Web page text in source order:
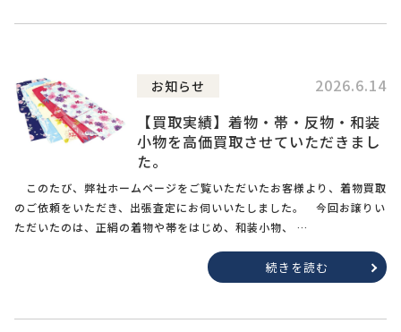
お知らせ
2026.6.14
【買取実績】着物・帯・反物・和装
小物を高価買取させていただきまし
た。
このたび、弊社ホームページをご覧いただいたお客様より、着物買取
のご依頼をいただき、出張査定にお伺いいたしました。 今回お譲りい
ただいたのは、正絹の着物や帯をはじめ、和装小物、 …
続きを読む